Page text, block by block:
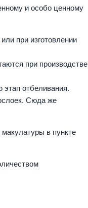
и особо ценному
при изготовлении
при производстве
отбеливания.
Сюда же
в пункте